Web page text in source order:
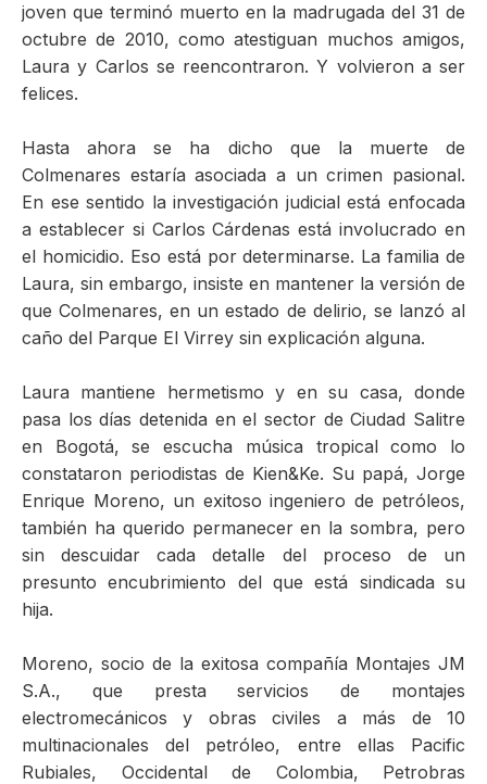
joven que terminó muerto en la madrugada del 31 de
octubre de 2010, como atestiguan muchos amigos,
Laura y Carlos se reencontraron. Y volvieron a ser
felices.
Hasta ahora se ha dicho que la muerte de
Colmenares estaría asociada a un crimen pasional.
En ese sentido la investigación judicial está enfocada
a establecer si Carlos Cárdenas está involucrado en
el homicidio. Eso está por determinarse. La familia de
Laura, sin embargo, insiste en mantener la versión de
que Colmenares, en un estado de delirio, se lanzó al
caño del Parque El Virrey sin explicación alguna.
Laura mantiene hermetismo y en su casa, donde
pasa los días detenida en el sector de Ciudad Salitre
en Bogotá, se escucha música tropical como lo
constataron periodistas de Kien&Ke. Su papá, Jorge
Enrique Moreno, un exitoso ingeniero de petróleos,
también ha querido permanecer en la sombra, pero
sin descuidar cada detalle del proceso de un
presunto encubrimiento del que está sindicada su
hija.
Moreno, socio de la exitosa compañía Montajes JM
S.A., que presta servicios de montajes
electromecánicos y obras civiles a más de 10
multinacionales del petróleo, entre ellas Pacific
Rubiales, Occidental de Colombia, Petrobras